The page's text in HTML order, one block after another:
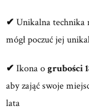
✔ Unikalna technika
mógł poczuć jej
✔ Ikona ogrubości
aby zająć swoje
lata